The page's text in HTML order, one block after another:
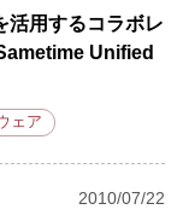
活用するコラボレ
Unified
ェア
2010/07/22